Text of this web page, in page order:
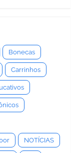
Bonecas
Carrinhos
NOTÍCIAS